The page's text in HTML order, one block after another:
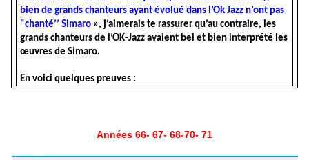
bien de grands chanteurs ayant évolué dans l’Ok Jazz n’ont pas
"chanté’’ Simaro », j’aimerais te rassurer qu’au contraire, les
grands chanteurs de l’OK-Jazz avaient bel et bien interprété les
œuvres de Simaro.
En voici quelques preuves :
Années 66- 67- 68-70- 71